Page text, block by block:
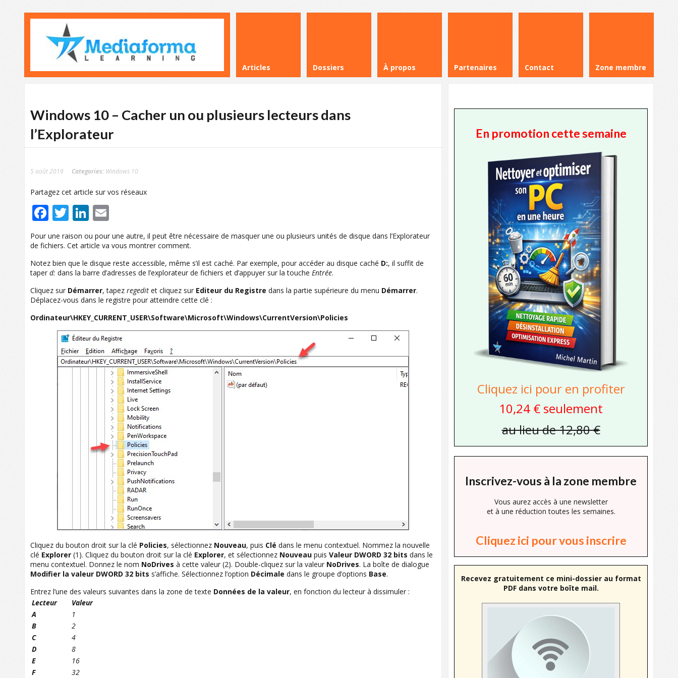
Articles Dossiers À propos Partenaires Contact Zone membre
Windows 10 – Cacher un ou plusieurs lecteurs dans
l’Explorateur
5 août 2019 Categories: Windows 10
Partagez cet article sur vos réseaux
Facebook
TwitterLinkedIn
Pour une raison ou pour une autre, il peut être nécessaire de masquer une ou plusieurs unités de disque dans l’Explorateur
de fichiers. Cet article va vous montrer comment.
Notez bien que le disque reste accessible, même s’il est caché. Par exemple, pour accéder au disque caché D:, il suffit de
taper d: dans la barre d’adresses de l’explorateur de fichiers et d’appuyer sur la touche Entrée.
Cliquez sur Démarrer, tapez regedit et cliquez sur Editeur du Registre dans la partie supérieure du menu Démarrer.
Déplacez-vous dans le registre pour atteindre cette clé :
Ordinateur\HKEY_CURRENT_USER\Software\Microsoft\Windows\CurrentVersion\Policies
Cliquez du bouton droit sur la clé Policies, sélectionnez Nouveau, puis Clé dans le menu contextuel. Nommez la nouvelle
clé Explorer (1). Cliquez du bouton droit sur la clé Explorer, et sélectionnez Nouveau puis Valeur DWORD 32 bits dans le
menu contextuel. Donnez le nom NoDrives à cette valeur (2). Double-cliquez sur la valeur NoDrives. La boîte de dialogue
Modifier la valeur DWORD 32 bits s’affiche. Sélectionnez l’option Décimale dans le groupe d’options Base.
Entrez l’une des valeurs suivantes dans la zone de texte Données de la valeur, en fonction du lecteur à dissimuler :
Lecteur
Valeur
A
1
B
2
C
4
D
8
E
16
F
32
En promotion cette semaine
Cliquez ici pour en profiter
10,24 € seulement
au lieu de 12,80 €
Inscrivez-vous à la zone membre
Vous aurez accès à une newsletter
et à une réduction toutes les semaines.
Cliquez ici pour vous inscrire
Recevez gratuitement ce mini-dossier au format
PDF dans votre boîte mail.